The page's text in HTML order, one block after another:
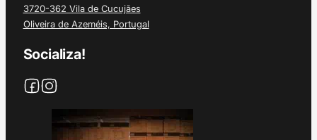
3720-362 Vila de Cucujães
Oliveira de Azeméis, Portugal
Socializa!